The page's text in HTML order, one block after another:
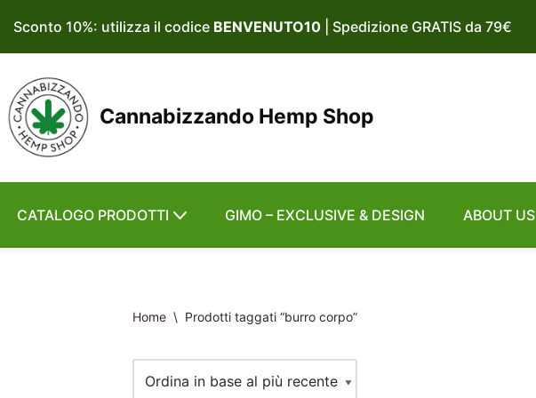
Vai
contenuto
Sconto 10%: utilizza il codice BENVENUTO10 | Spedizione GRATIS da 79€
Cannabizzando Hemp Shop
CATALOGO PRODOTTI GIMO – EXCLUSIVE & DESIGN ABOUT US
Home \ Prodotti taggati “burro corpo”